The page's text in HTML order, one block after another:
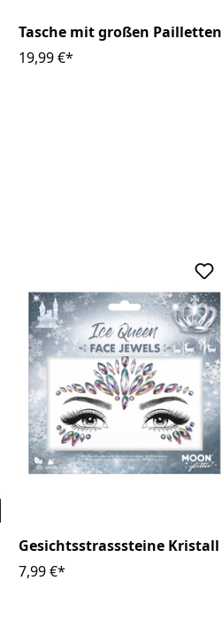
Tasche mit großen Pailletten
19,99 €*
Gesichtsstrasssteine Kristall
7,99 €*